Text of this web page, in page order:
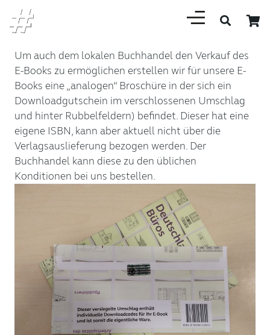
Um auch dem lokalen Buchhandel den Verkauf des
E-Books zu ermöglichen erstellen wir für unsere E-
Books eine „analogen“ Broschüre in der sich ein
Downloadgutschein im verschlossenen Umschlag
und hinter Rubbelfeldern) befindet. Dieser hat eine
eigene ISBN, kann aber aktuell nicht über die
Verlagsauslieferung bezogen werden. Der
Buchhandel kann diese zu den üblichen
Konditionen bei uns bestellen.